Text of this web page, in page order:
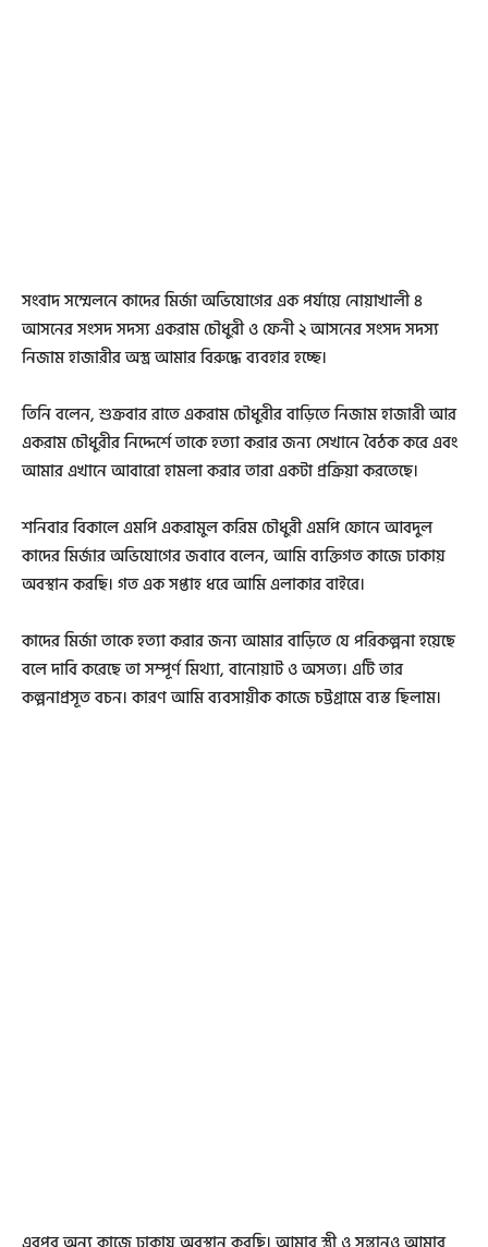
সংবাদ সম্মেলনে কাদের মির্জা অভিযোগের এক পর্যায়ে নোয়াখালী ৪
আসনের সংসদ সদস্য একরাম চৌধুরী ও ফেনী ২ আসনের সংসদ সদস্য
নিজাম হাজারীর অস্ত্র আমার বিরুদ্ধে ব্যবহার হচ্ছে।
তিনি বলেন, শুক্রবার রাতে একরাম চৌধুরীর বাড়িতে নিজাম হাজারী আর
একরাম চৌধুরীর নিদ্দের্শে তাকে হত্যা করার জন্য সেখানে বৈঠক করে এবং
আমার এখানে আবারো হামলা করার তারা একটা প্রক্রিয়া করতেছে।
শনিবার বিকালে এমপি একরামুল করিম চৌধুরী এমপি ফোনে আবদুল
কাদের মির্জার অভিযোগের জবাবে বলেন, আমি ব্যক্তিগত কাজে ঢাকায়
অবস্থান করছি। গত এক সপ্তাহ ধরে আমি এলাকার বাইরে।
কাদের মির্জা তাকে হত্যা করার জন্য আমার বাড়িতে যে পরিকল্পনা হয়েছে
বলে দাবি করেছে তা সম্পূর্ণ মিথ্যা, বানোয়াট ও অসত্য। এটি তার
কল্পনাপ্রসূত বচন। কারণ আমি ব্যবসায়ীক কাজে চট্টগ্রামে ব্যস্ত ছিলাম।